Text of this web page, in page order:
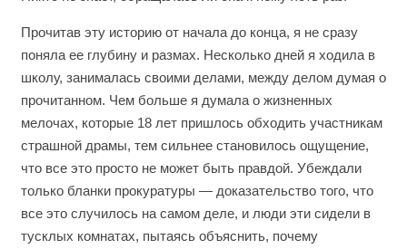
Прочитав эту историю от начала до конца, я не сразу
поняла ее глубину и размах. Несколько дней я ходила в
школу, занималась своими делами, между делом думая о
прочитанном. Чем больше я думала о жизненных
мелочах, которые 18 лет пришлось обходить участникам
страшной драмы, тем сильнее становилось ощущение,
что все это просто не может быть правдой. Убеждали
только бланки прокуратуры — доказательство того, что
все это случилось на самом деле, и люди эти сидели в
тусклых комнатах, пытаясь объяснить, почему